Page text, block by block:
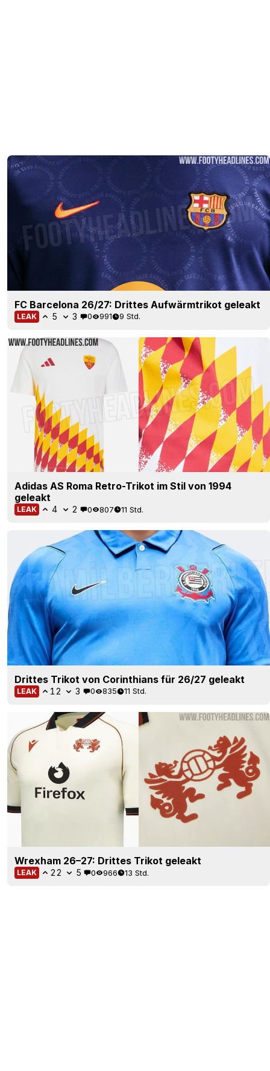
FC Barcelona 26/27: Drittes Aufwärmtrikot geleakt
LEAK 5 3 0 991 9 Std.
Adidas AS Roma Retro-Trikot im Stil von 1994
geleakt
LEAK 4 2 0 807 11 Std.
Drittes Trikot von Corinthians für 26/27 geleakt
LEAK 12 3 0 835 11 Std.
Wrexham 26–27: Drittes Trikot geleakt
LEAK 22 5 0 966 13 Std.